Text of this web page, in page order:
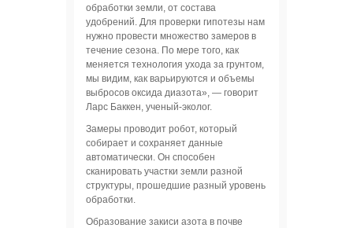
обработки земли, от состава
удобрений. Для проверки гипотезы нам
нужно провести множество замеров в
течение сезона. По мере того, как
меняется технология ухода за грунтом,
мы видим, как варьируются и объемы
выбросов оксида диазота», — говорит
Ларс Баккен, ученый-эколог.
Замеры проводит робот, который
собирает и сохраняет данные
автоматически. Он способен
сканировать участки земли разной
структуры, прошедшие разный уровень
обработки.
Образование закиси азота в почве